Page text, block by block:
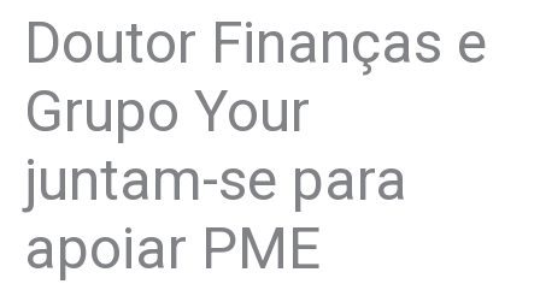
Doutor Finanças e
Grupo Your
juntam-se para
apoiar PME